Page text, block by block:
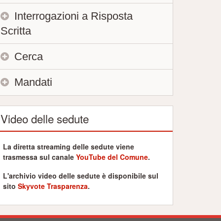
Interrogazioni a Risposta
Scritta
Cerca
Mandati
Video delle sedute
La diretta streaming delle sedute viene
trasmessa sul canale YouTube del Comune.
L'archivio video delle sedute è disponibile sul
sito Skyvote Trasparenza.